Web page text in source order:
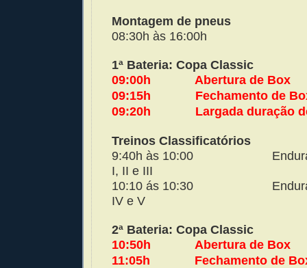
Montagem de pneus
08:30h às 16:00h
1ª Bateria: Copa Classic
09:00h
Abertura de Box
09:15h
Fechamento de
09:20h
Largada duração
Treinos Classificatórios
9:40h às 10:00
I, II e III
10:10 ás 10:30
IV e V
2ª Bateria: Copa Classic
10:50h
Abertura de Box
11:05h
Fechamento de